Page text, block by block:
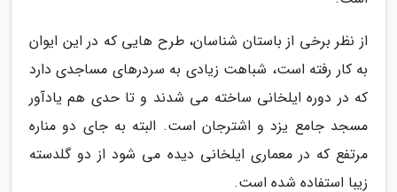
از نظر برخی از باستان شناسان، طرح هایی که در این ایوان
به کار رفته است، شباهت زیادی به سردرهای مساجدی دارد
که در دوره ایلخانی ساخته می شدند و تا حدی هم یادآور
مسجد جامع یزد و اشترجان است. البته به جای دو مناره
مرتفع که در معماری ایلخانی دیده می شود از دو گلدسته
زیبا استفاده شده است.